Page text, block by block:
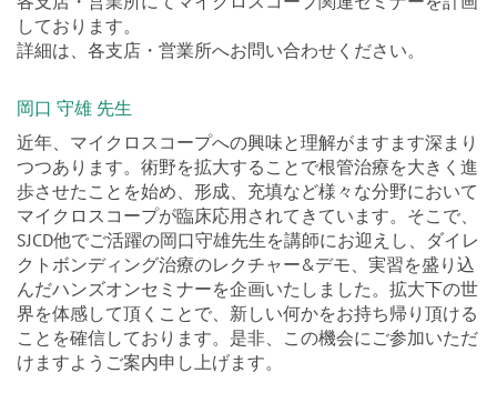
各支店・営業所にてマイクロスコープ関連セミナーを計画
しております。
詳細は、各支店・営業所へお問い合わせください。
岡口 守雄 先生
近年、マイクロスコープへの興味と理解がますます深まり
つつあります。術野を拡大することで根管治療を大きく進
歩させたことを始め、形成、充填など様々な分野において
マイクロスコープが臨床応用されてきています。そこで、
SJCD他でご活躍の岡口守雄先生を講師にお迎えし、ダイレ
クトボンディング治療のレクチャー&デモ、実習を盛り込
んだハンズオンセミナーを企画いたしました。拡大下の世
界を体感して頂くことで、新しい何かをお持ち帰り頂ける
ことを確信しております。是非、この機会にご参加いただ
けますようご案内申し上げます。